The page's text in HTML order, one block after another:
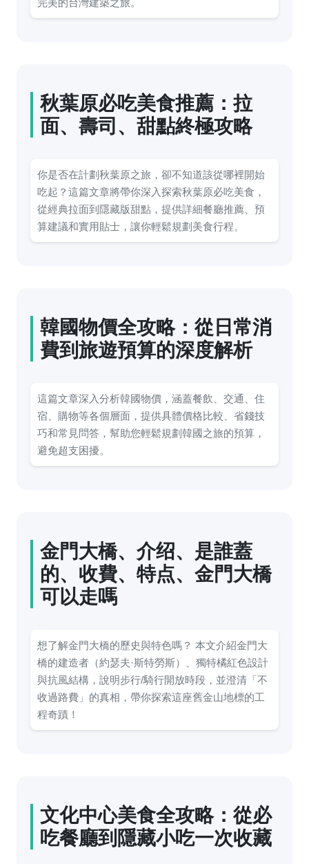
完美的台灣建築之旅。
秋葉原必吃美食推薦：拉
面、壽司、甜點終極攻略
你是否在計劃秋葉原之旅，卻不知道該從哪裡開始
吃起？這篇文章將帶你深入探索秋葉原必吃美食，
從經典拉面到隱藏版甜點，提供詳細餐廳推薦、預
算建議和實用貼士，讓你輕鬆規劃美食行程。
韓國物價全攻略：從日常消
費到旅遊預算的深度解析
這篇文章深入分析韓國物價，涵蓋餐飲、交通、住
宿、購物等各個層面，提供具體價格比較、省錢技
巧和常見問答，幫助您輕鬆規劃韓國之旅的預算，
避免超支困擾。
金門大橋、介绍、是誰蓋
的、收費、特点、金門大橋
可以走嗎
想了解金門大橋的歷史與特色嗎？ 本文介紹金門大
橋的建造者（約瑟夫·斯特勞斯）、獨特橘紅色設計
與抗風結構，說明步行/騎行開放時段，並澄清「不
收過路費」的真相，帶你探索這座舊金山地標的工
程奇蹟！
文化中心美食全攻略：從必
吃餐廳到隱藏小吃一次收藏